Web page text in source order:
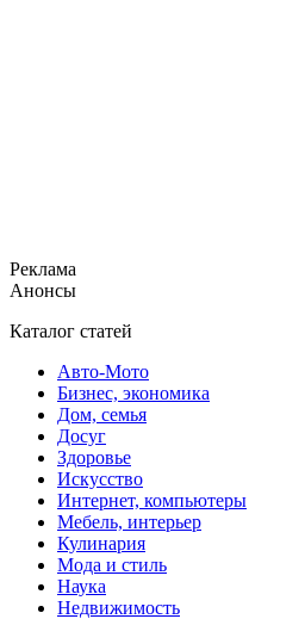
Реклама
Анонсы
Каталог статей
Авто-Мото
Бизнес, экономика
Дом, семья
Досуг
Здоровье
Искусство
Интернет, компьютеры
Мебель, интерьер
Кулинария
Мода и стиль
Наука
Недвижимость